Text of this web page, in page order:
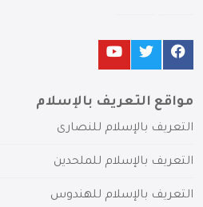
مواقع التعريف بالإسلام
التعريف بالإسلام للنصارى
التعريف بالإسلام للملحدين
التعريف بالإسلام للهندوس